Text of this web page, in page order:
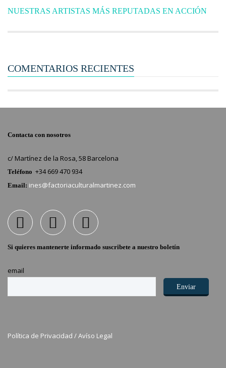
NUESTRAS ARTISTAS MÁS REPUTADAS EN ACCIÓN
COMENTARIOS RECIENTES
Contacta con nosotros
c/ Martínez de la Rosa, 58 Barcelona
Teléfono +34 669 470 934
Email: ines@factoriaculturalmartinez.com
Si quieres mantenerte informado suscribete a nuestro boletín
email
Política de Privacidad /Avíso Legal